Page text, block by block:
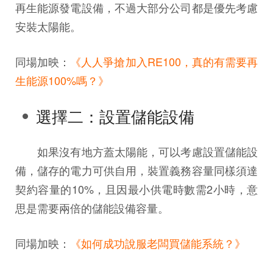
再生能源發電設備，不過大部分公司都是優先考慮
安裝太陽能。
同場加映： 《人人爭搶加入RE100，真的有需要再
生能源100%嗎？ 》
選擇二：設置儲能設備
如果沒有地方蓋太陽能，可以考慮設置儲能設
備，儲存的電力可供自用，裝置義務容量同樣須達
契約容量的10%，且因最小供電時數需2小時，意
思是需要兩倍的儲能設備容量。
同場加映： 《如何成功說服老闆買儲能系統？ 》